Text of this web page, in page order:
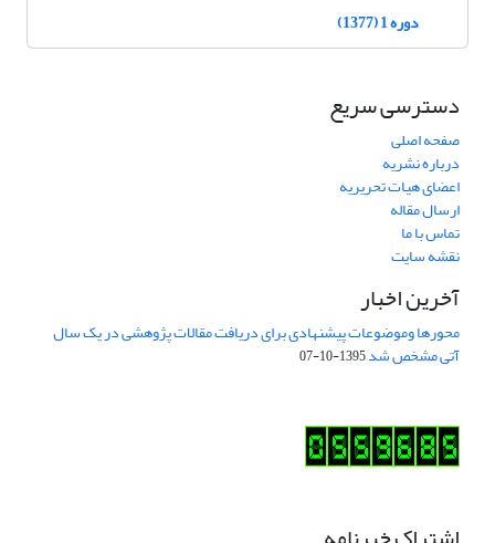
دوره 1 (1377)
دسترسی سریع
صفحه اصلی
درباره نشریه
اعضای هیات تحریریه
ارسال مقاله
تماس با ما
نقشه سایت
آخرین اخبار
محورها وموضوعات پیشنهادی برای دریافت مقالات پژوهشی در یک سال
آتی مشخص شد1395-10-07